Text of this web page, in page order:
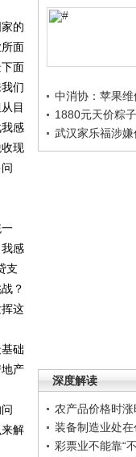
中消协：苹果
1880元天价粽
武汉家乐福涉
深度解读
农产品价格时涨
装备制造业处
彩票业不能靠“
的
面
面
们
目
感
现
感
支
？
这
础
产
解